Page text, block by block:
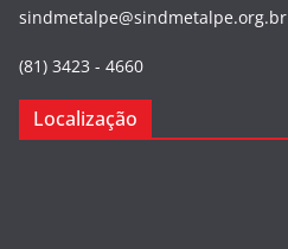
sindmetalpe@sindmetalpe.org.br
(81) 3423 - 4660
Localização